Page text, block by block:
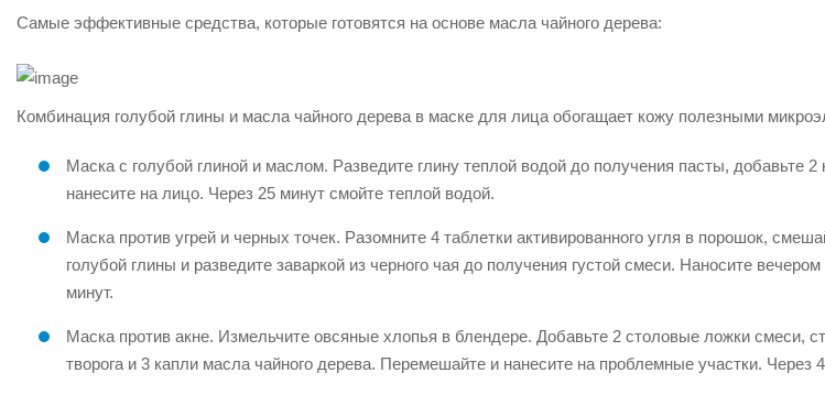
Самые эффективные средства, которые готовятся на основе масла чайного дерева:
Комбинация голубой глины и масла чайного дерева в маске для лица обогащает кожу полезными
Маска с голубой глиной и маслом. Разведите глину теплой водой до получения пасты, добавьте
нанесите на лицо. Через 25 минут смойте теплой водой.
Маска против угрей и черных точек. Разомните 4 таблетки активированного угля в порошок,
голубой глины и разведите заваркой из черного чая до получения густой смеси. Наносите
минут.
Маска против акне. Измельчите овсяные хлопья в блендере. Добавьте 2 столовые ложки смеси,
творога и 3 капли масла чайного дерева. Перемешайте и нанесите на проблемные участки. Через